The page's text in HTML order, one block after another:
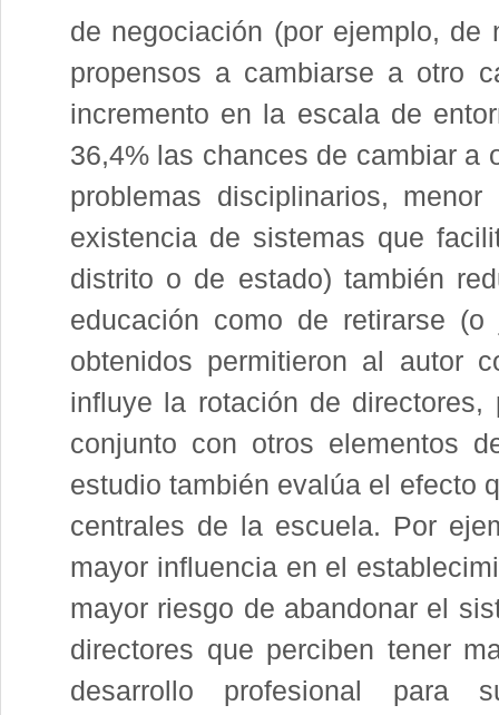
de negociación (por ejemplo, de
propensos a cambiarse a otro
incremento en la escala de
36,4% las chances de cambiar a
problemas disciplinarios,
existencia de sistemas que
distrito o de estado) también
educación como de retirarse
obtenidos permitieron al autor
influye la rotación de
conjunto con otros elementos
estudio también evalúa el efecto
centrales de la escuela. Por
mayor influencia en el
mayor riesgo de abandonar el
directores que perciben tener
desarrollo profesional para